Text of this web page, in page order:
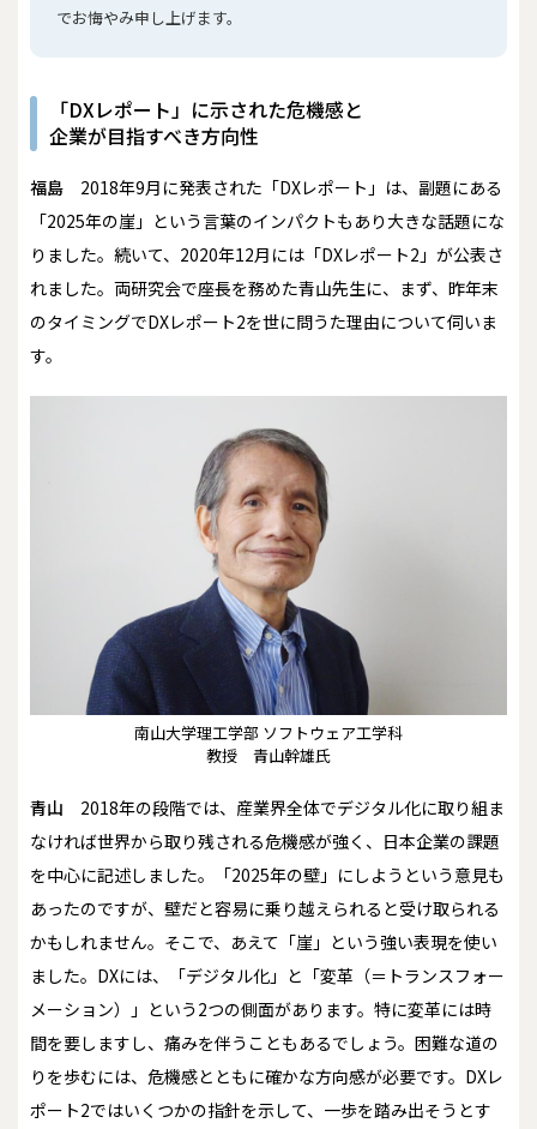
でお悔やみ申し上げます。
「DXレポート」に示された危機感と
企業が目指すべき方向性
福島 2018年9月に発表された「DXレポート」は、副題にある
「2025年の崖」という言葉のインパクトもあり大きな話題にな
りました。続いて、2020年12月には「DXレポート2」が公表さ
れました。両研究会で座長を務めた青山先生に、まず、昨年末
のタイミングでDXレポート2を世に問うた理由について伺いま
す。
南山大学理工学部 ソフトウェア工学科
教授 青山幹雄氏
青山 2018年の段階では、産業界全体でデジタル化に取り組ま
なければ世界から取り残される危機感が強く、日本企業の課題
を中心に記述しました。「2025年の壁」にしようという意見も
あったのですが、壁だと容易に乗り越えられると受け取られる
かもしれません。そこで、あえて「崖」という強い表現を使い
ました。DXには、「デジタル化」と「変革（＝トランスフォー
メーション）」という2つの側面があります。特に変革には時
間を要しますし、痛みを伴うこともあるでしょう。困難な道の
りを歩むには、危機感とともに確かな方向感が必要です。DXレ
ポート2ではいくつかの指針を示して、一歩を踏み出そうとす